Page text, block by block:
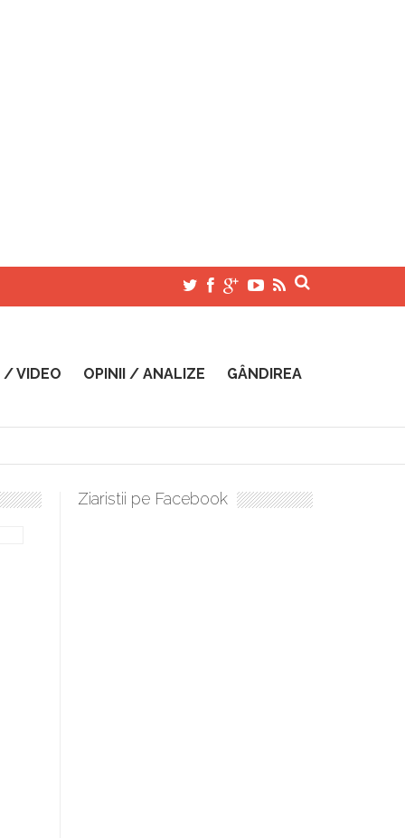
/ VIDEO OPINII / ANALIZE GÂNDIREA
Sculați, sculați, boieri mari! Sara Nukina are nevoie de ajutorul
Ziaristii pe Facebook